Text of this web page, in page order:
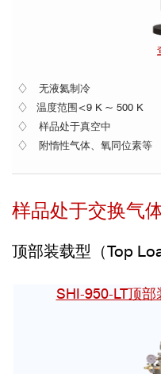
♢ 无液氦制冷
♢ 温度范围<9 K ~ 500 K
♢ 样品处于真空中
♢ 附惰性气体、氧同位素等
样品处于交换气
顶部装载型（Top
SHI-950-LT顶